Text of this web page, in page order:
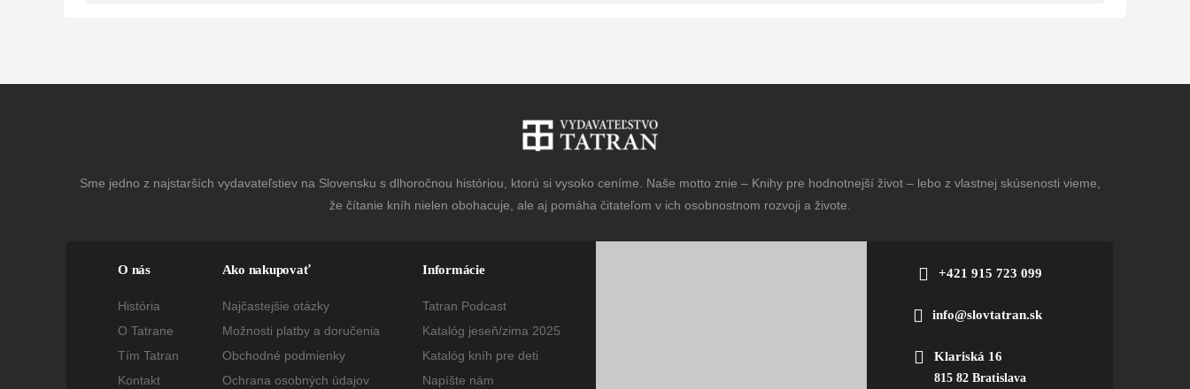
Sme jedno z najstarších vydavateľstiev na Slovensku s dlhoročnou históriou, ktorú si vysoko ceníme. Naše motto znie – Knihy pre hodnotnejší život – lebo z vlastnej skúsenosti vieme,
že čítanie kníh nielen obohacuje, ale aj pomáha čitateľom v ich osobnostnom rozvoji a živote.
O nás
História
O Tatrane
Tím Tatran
Kontakt
Ako nakupovať
Najčastejšie otázky
Možnosti platby a doručenia
Obchodné podmienky
Ochrana osobných údajov
Informácie
Tatran Podcast
Katalóg jeseň/zima 2025
Katalóg kníh pre deti
Napíšte nám
+421 915 723 099
info@slovtatran.sk
Klariská 16
815 82 Bratislava